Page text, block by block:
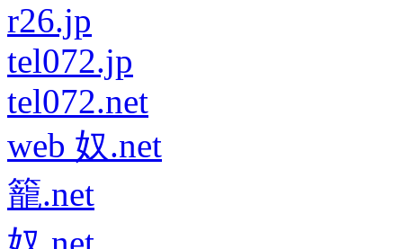
r26.jp
tel072.jp
tel072.net
web 奴.net
籠.net